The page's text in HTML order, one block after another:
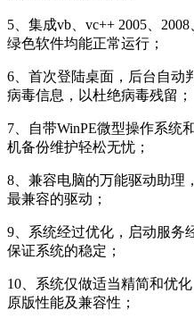
5、集成vb、vc++ 2005、
绿色软件均能正常运行；
6、首次登陆桌面，后台自动
病毒信息，以杜绝病毒残留；
7、自带WinPE微型操作系统
机备份维护轻松无忧；
8、兼容电脑的万能驱动助理
最兼容的驱动；
9、系统经过优化，启动服务
保证系统的稳定；
10、系统仅做适当精简和优
原版性能及兼容性；